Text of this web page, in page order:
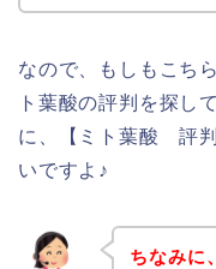
なので、もしもこち
ト葉酸の評判を探し
に、【ミト葉酸 評
いですよ♪
ちなみに